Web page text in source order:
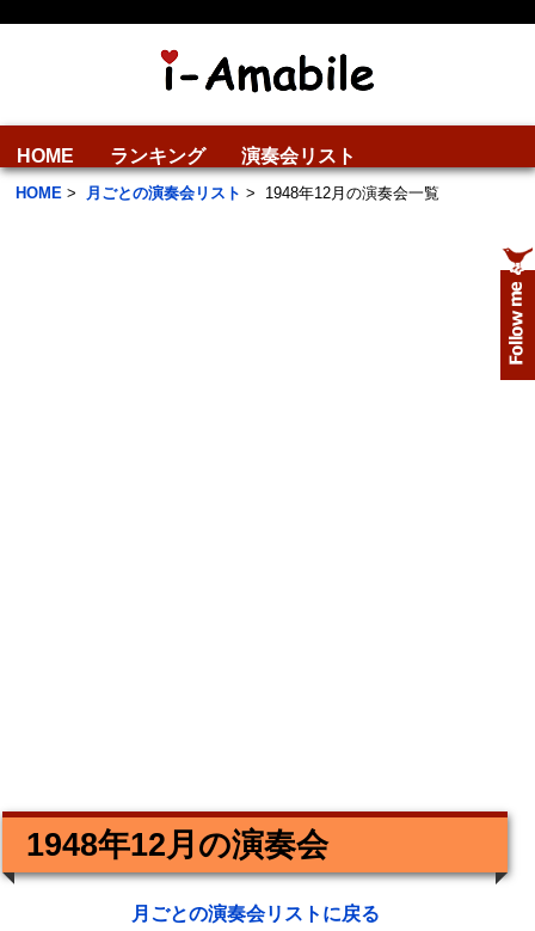
HOME ランキング 演奏会リスト
HOME > 月ごとの演奏会リスト > 1948年12月の演奏会一覧
1948年12月の演奏会
月ごとの演奏会リストに戻る